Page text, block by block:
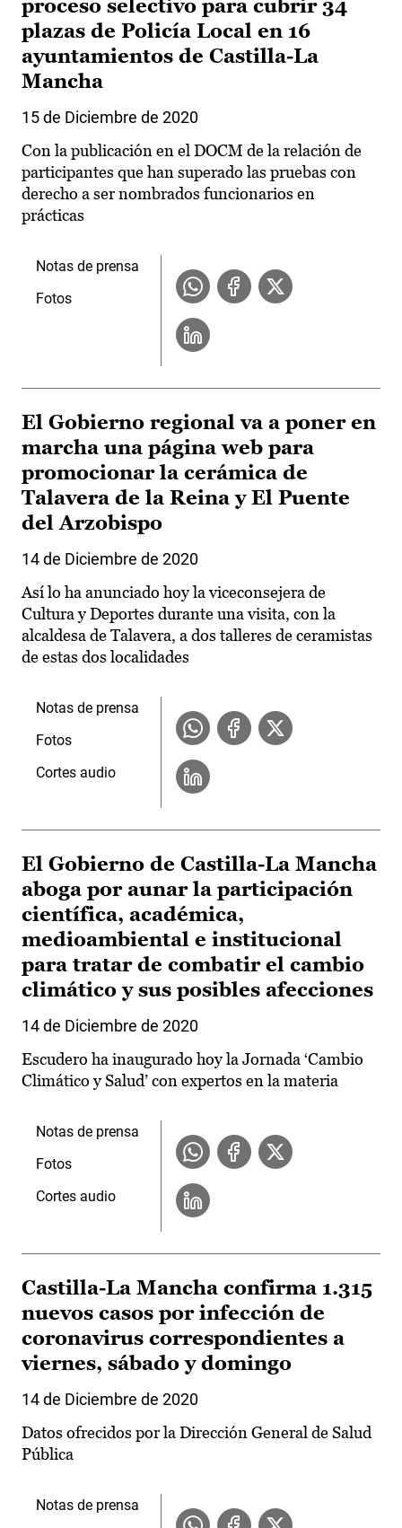
proceso selectivo para cubrir 34
plazas de Policía Local en 16
ayuntamientos de Castilla-La
Mancha
15 de Diciembre de 2020
Con la publicación en el DOCM de la relación de
participantes que han superado las pruebas con
derecho a ser nombrados funcionarios en
prácticas
Notas de prensa
Fotos
El Gobierno regional va a poner en
marcha una página web para
promocionar la cerámica de
Talavera de la Reina y El Puente
del Arzobispo
14 de Diciembre de 2020
Así lo ha anunciado hoy la viceconsejera de
Cultura y Deportes durante una visita, con la
alcaldesa de Talavera, a dos talleres de ceramistas
de estas dos localidades
Notas de prensa
Fotos
Cortes audio
El Gobierno de Castilla-La Mancha
aboga por aunar la participación
científica, académica,
medioambiental e institucional
para tratar de combatir el cambio
climático y sus posibles afecciones
14 de Diciembre de 2020
Escudero ha inaugurado hoy la Jornada ‘Cambio
Climático y Salud’ con expertos en la materia
Notas de prensa
Fotos
Cortes audio
Castilla-La Mancha confirma 1.315
nuevos casos por infección de
coronavirus correspondientes a
viernes, sábado y domingo
14 de Diciembre de 2020
Datos ofrecidos por la Dirección General de Salud
Pública
Notas de prensa